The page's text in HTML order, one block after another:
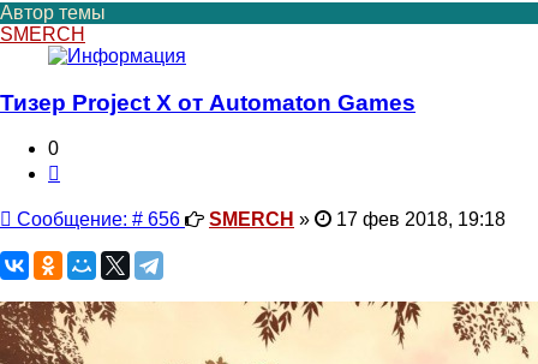
Автор темы
SMERCH
Тизер Project X от Automaton Games
0
Сообщение: # 656 Сообщение
SMERCH » 17 фев 2018, 19:18